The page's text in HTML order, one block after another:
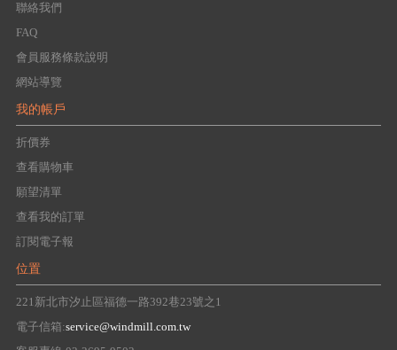
聯絡我們
FAQ
會員服務條款說明
網站導覽
我的帳戶
折價券
查看購物車
願望清單
查看我的訂單
訂閱電子報
位置
221新北市汐止區福德一路392巷23號之1
電子信箱:service@windmill.com.tw